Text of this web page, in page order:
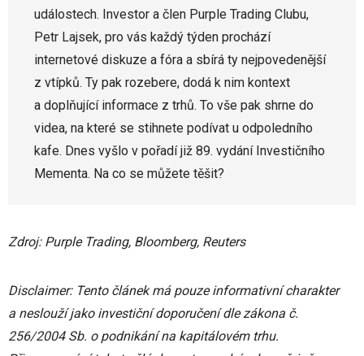
událostech. Investor a člen Purple Trading Clubu,
Petr Lajsek, pro vás každý týden prochází
internetové diskuze a fóra a sbírá ty nejpovedenější
z vtípků. Ty pak rozebere, dodá k nim kontext
a doplňující informace z trhů. To vše pak shrne do
videa, na které se stihnete podívat u odpoledního
kafe. Dnes vyšlo v pořadí již 89. vydání Investičního
Mementa. Na co se můžete těšit?
Zdroj: Purple Trading, Bloomberg, Reuters
Disclaimer: Tento článek má pouze informativní charakter
a neslouží jako investiční doporučení dle zákona č.
256/2004 Sb. o podnikání na kapitálovém trhu.